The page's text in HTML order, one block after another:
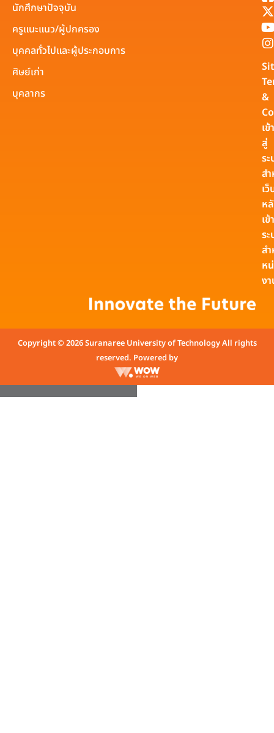
นักศึกษาปัจจุบัน
ครูแนะแนว/ผู้ปกครอง
บุคคลทั่วไปและผู้ประกอบการ
ศิษย์เก่า
บุคลากร
&
เข้า
สู่
ร
ส
เ
ห
เข้
ร
ส
ห
ง
Copyright © 2026 Suranaree University of Technology All rights
reserved. Powered by